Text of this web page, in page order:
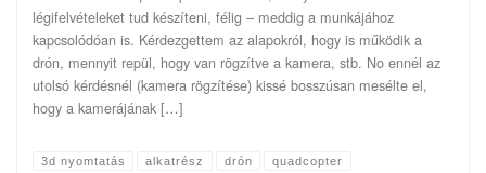
légifelvételeket tud készíteni, félig – meddig a munkájához
kapcsolódóan is. Kérdezgettem az alapokról, hogy is működik a
drón, mennyit repül, hogy van rögzítve a kamera, stb. No ennél az
utolsó kérdésnél (kamera rögzítése) kissé bosszúsan mesélte el,
hogy a kamerájának […]
3d nyomtatás alkatrész drón quadcopter